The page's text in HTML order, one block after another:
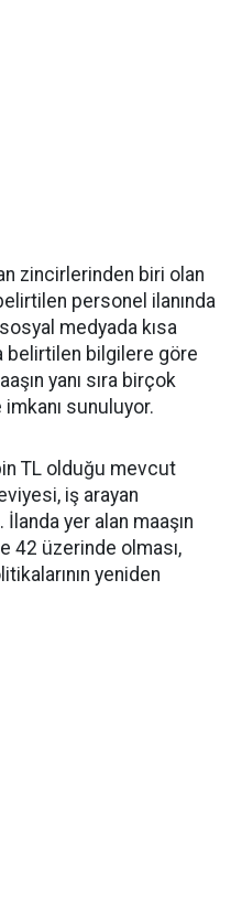
zincirlerinden biri olan
personel ilanında
medyada kısa
belirtilen bilgilere göre
yanı sıra birçok
sunuluyor.
TL olduğu mevcut
iş arayan
yer alan maaşın
42 üzerinde olması,
yeniden